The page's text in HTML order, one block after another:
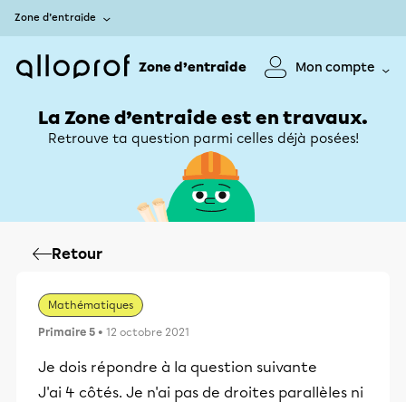
Zone d’entraide
Zone d’entraide Mon compte
La Zone d’entraide est en travaux.
Retrouve ta question parmi celles déjà posées!
Retour
Mathématiques
Primaire 5 • 12 octobre 2021
Je dois répondre à la question suivante
J'ai 4 côtés. Je n'ai pas de droites parallèles ni